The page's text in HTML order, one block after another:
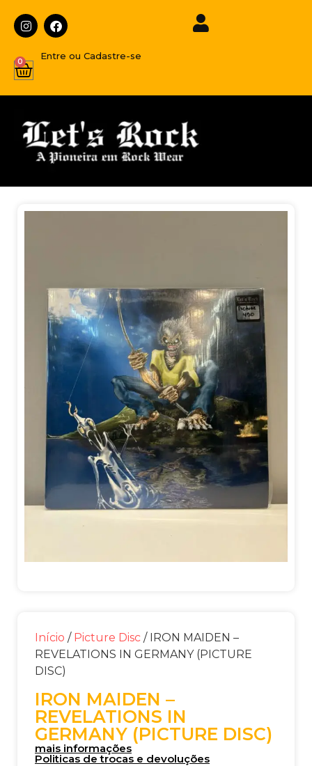
Entre ou Cadastre-se
0
Início / Picture Disc / IRON MAIDEN –
REVELATIONS IN GERMANY (PICTURE
DISC)
IRON MAIDEN –
REVELATIONS IN
GERMANY (PICTURE DISC)
mais informações
Politicas de trocas e devoluções